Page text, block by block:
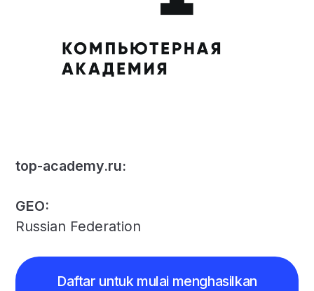
top-academy.ru:
GEO:
Russian Federation
Daftar untuk mulai menghasilkan